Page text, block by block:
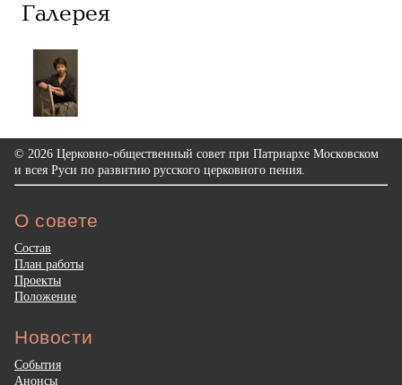
Галерея
© 2026 Церковно-общественный совет при Патриархе Московском
и всея Руси по развитию русского церковного пения.
О совете
Состав
План работы
Проекты
Положение
Новости
События
Анонсы